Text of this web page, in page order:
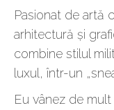
Pasionat de artă
arhitectură și
combine stilul
luxul, într-un
Eu vânez de